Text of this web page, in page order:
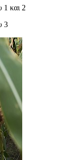
1 και 2
3